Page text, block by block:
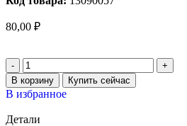
80,00 ₽
В корзину Купить сейчас
В избранное
Детали